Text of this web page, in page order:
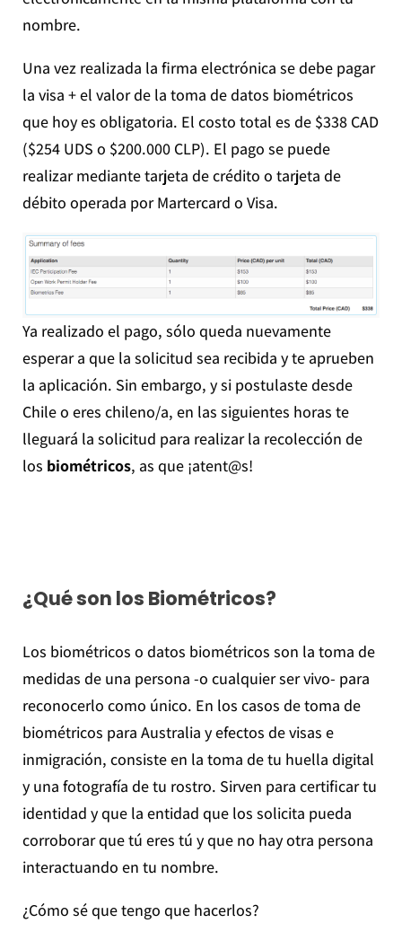
nombre.
Una vez realizada la firma electrónica se debe pagar
la visa + el valor de la toma de datos biométricos
que hoy es obligatoria. El costo total es de $338 CAD
($254 UDS o $200.000 CLP). El pago se puede
realizar mediante tarjeta de crédito o tarjeta de
débito operada por Martercard o Visa.
Ya realizado el pago, sólo queda nuevamente
esperar a que la solicitud sea recibida y te aprueben
la aplicación. Sin embargo, y si postulaste desde
Chile o eres chileno/a, en las siguientes horas te
lleguará la solicitud para realizar la recolección de
los biométricos, as que ¡atent@s!
¿Qué son los Biométricos?
Los biométricos o datos biométricos son la toma de
medidas de una persona -o cualquier ser vivo- para
reconocerlo como único. En los casos de toma de
biométricos para Australia y efectos de visas e
inmigración, consiste en la toma de tu huella digital
y una fotografía de tu rostro. Sirven para certificar tu
identidad y que la entidad que los solicita pueda
corroborar que tú eres tú y que no hay otra persona
interactuando en tu nombre.
¿Cómo sé que tengo que hacerlos?